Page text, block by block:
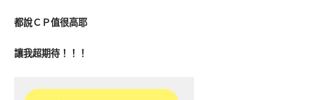
都說ＣＰ值很高耶
讓我超期待！！！